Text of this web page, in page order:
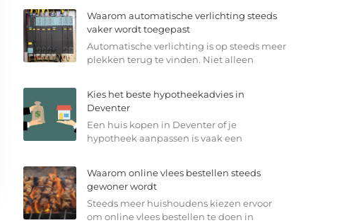
Waarom automatische verlichting steeds
vaker wordt toegepast
Automatische verlichting is op steeds meer
plekken terug te vinden. Niet alleen
Kies het beste hypotheekadvies in
Deventer
Een huis kopen in Deventer of je
hypotheek aanpassen is vaak een
Waarom online vlees bestellen steeds
gewoner wordt
Steeds meer huishoudens kiezen ervoor
om online vlees bestellen te doen in